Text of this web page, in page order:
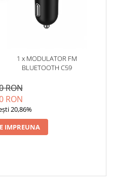
1 x MODULATOR FM
BLUETOOTH C59
RON
RON
20,86%
IMPREUNA